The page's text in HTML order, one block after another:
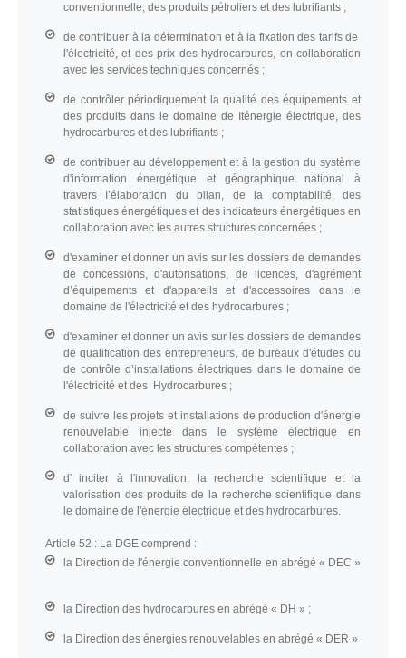
conventionnelle, des produits pétroliers et des lubrifiants ;
de contribuer à la détermination et à la fixation des tarifs de
l'électricité, et des prix des hydrocarbures, en collaboration
avec les services techniques concernés ;
de contrôler périodiquement la qualité des équipements et
des produits dans le domaine de Iténergie électrique, des
hydrocarbures et des lubrifiants ;
de contribuer au développement et à la gestion du système
d'information énergétique et géographique national à
travers I’élaboration du bilan, de la comptabilité, des
statistiques énergétiques et des indicateurs énergétiques en
collaboration avec les autres structures concernées ;
d'examiner et donner un avis sur les dossiers de demandes
de concessions, d'autorisations, de licences, d'agrément
d’équipements et d'appareils et d'accessoires dans le
domaine de l'électricité et des hydrocarbures ;
d'examiner et donner un avis sur les dossiers de demandes
de qualification des entrepreneurs, de bureaux d'études ou
de contrôle d’installations électriques dans le domaine de
l'électricité et des Hydrocarbures ;
de suivre les projets et installations de production d'énergie
renouvelable injecté dans le système électrique en
collaboration avec les structures compétentes ;
d' inciter à l'innovation, la recherche scientifique et la
valorisation des produits de la recherche scientifique dans
le domaine de l'énergie électrique et des hydrocarbures.
Article 52 : La DGE comprend :
la Direction de l'énergie conventionnelle en abrégé « DEC »
la Direction des hydrocarbures en abrégé « DH » ;
la Direction des énergies renouvelables en abrégé « DER »